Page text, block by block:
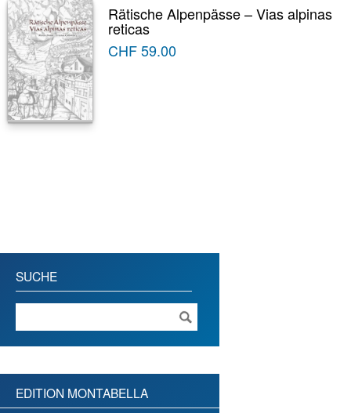
Rätische Alpenpässe – Vias alpinas
reticas
CHF59.00
SUCHE
EDITION MONTABELLA